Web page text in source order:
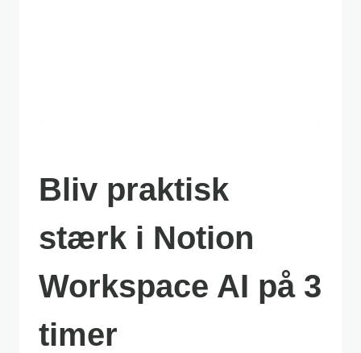
Bliv praktisk
stærk i Notion
Workspace AI på 3
timer